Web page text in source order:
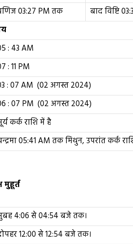
03:27 PM तक
बाद विष्टि
: 43 AM
: 11 PM
: 07 AM (02 अगस्त 2024)
: 07 PM (02 अगस्त 2024)
कर्क राशि में है
05:41 AM तक मिथुन, उपरांत कर्क
मुहूर्त
4:06 से 04:54 बजे तक।
12:00 से 12:54 बजे तक।